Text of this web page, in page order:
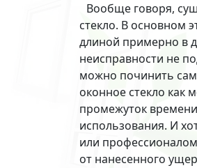
Вообще говоря,
стекло. В основном
длиной примерно в
неисправности не
можно починить
оконное стекло как
промежуток
использования. И
или
от нанесенного